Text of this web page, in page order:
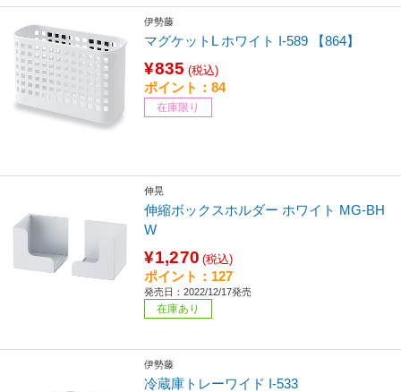
伊勢藤
マグケットL ホワイト I-589 【864】
¥835 (税込)
ポイント：84
在庫限り
伸晃
伸縮ボックスホルダー ホワイト MG-BH
W
¥1,270 (税込)
ポイント：127
発売日：2022/12/17発売
在庫あり
伊勢藤
冷蔵庫トレーワイド I-533